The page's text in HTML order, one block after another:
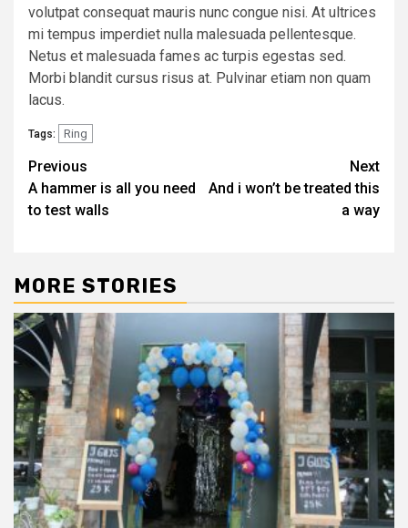
volutpat consequat mauris nunc congue nisi. At ultrices
mi tempus imperdiet nulla malesuada pellentesque.
Netus et malesuada fames ac turpis egestas sed.
Morbi blandit cursus risus at. Pulvinar etiam non quam
lacus.
Tags: Ring
Post
navigation
Previous
A hammer is all you need
to test walls
Next
And i won’t be treated this
a way
MORE STORIES